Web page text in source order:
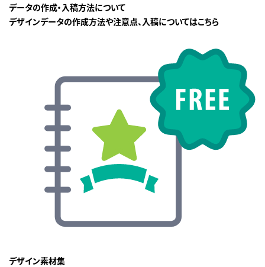
データの作成・入稿方法について
デザインデータの作成方法や注意点、入稿についてはこちら
デザイン素材集